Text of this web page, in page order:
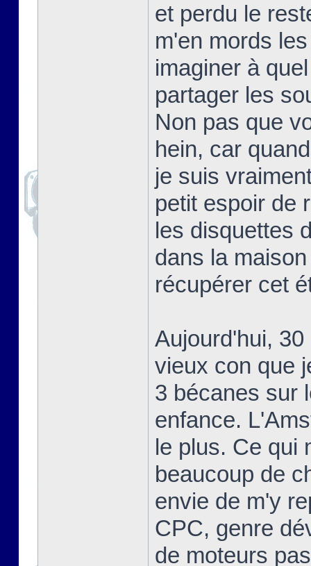
et perdu le
m'en mords
imaginer à
partager les
Non pas que
hein, car
je suis
petit espoir de
les disquettes
dans la
récupérer cet
Aujourd'hui,
vieux con que
3 bécanes sur
enfance.
le plus. Ce qui
beaucoup de
envie de m'y
CPC, genre
de moteurs